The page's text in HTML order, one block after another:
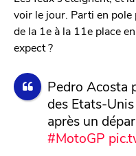
voir le jour. Parti en
de la 1e à la 11e place
expect ?
Pedro Acosta
des Etats-
après un
#MotoGP